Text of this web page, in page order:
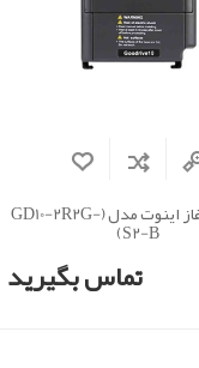
اینورتر تکفاز اینوت مدل (GD10-2R2G-
S2-B)
تماس بگیرید